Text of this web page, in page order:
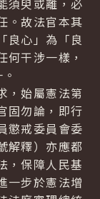
須臾或離，必
。故法官本其
良心」為「良
干涉一樣，
，始屬憲法第
固勿論，即行
懲戒委員會委
解釋）亦應都
，保障人民基
一步於憲法增